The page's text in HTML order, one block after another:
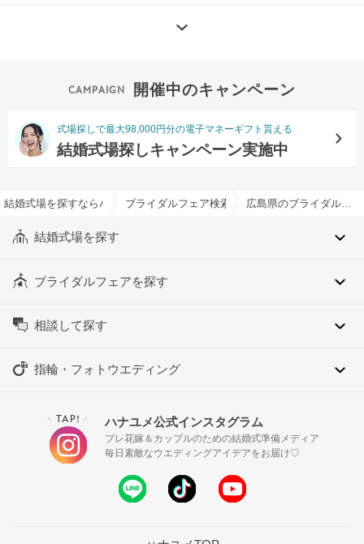
開催中のキャンペーン
式場探しで最大98,000円分の電子マネーギフト貰える
結婚式場探しキャンペーン実施中
結婚式場を探すならハナユメブライダルフェア検索 広島県のブライダルフェア一覧
結婚式場を探す
ブライダルフェアを探す
相談して探す
指輪・フォトウエディング
＼ TAP! ／ ハナユメ公式インスタグラム
プレ花嫁＆カップルのための結婚式準備メディア
毎日素敵なウエディングアイデアをお届け♡